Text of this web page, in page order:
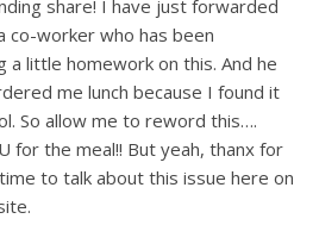
share! I have just forwarded
co-worker who has been
a little homework on this. And he
me lunch because I found it
So allow me to reword this….
for the meal!! But yeah, thanx for
to talk about this issue here on